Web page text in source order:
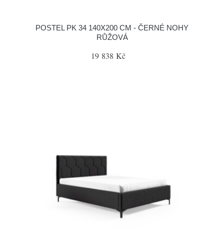
POSTEL PK 34 140X200 CM - ČERNÉ NOHY
RŮŽOVÁ
19 838 Kč